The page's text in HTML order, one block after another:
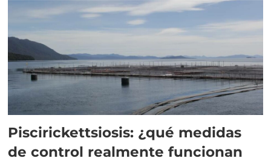
Piscirickettsiosis: ¿qué medidas
de control realmente funcionan